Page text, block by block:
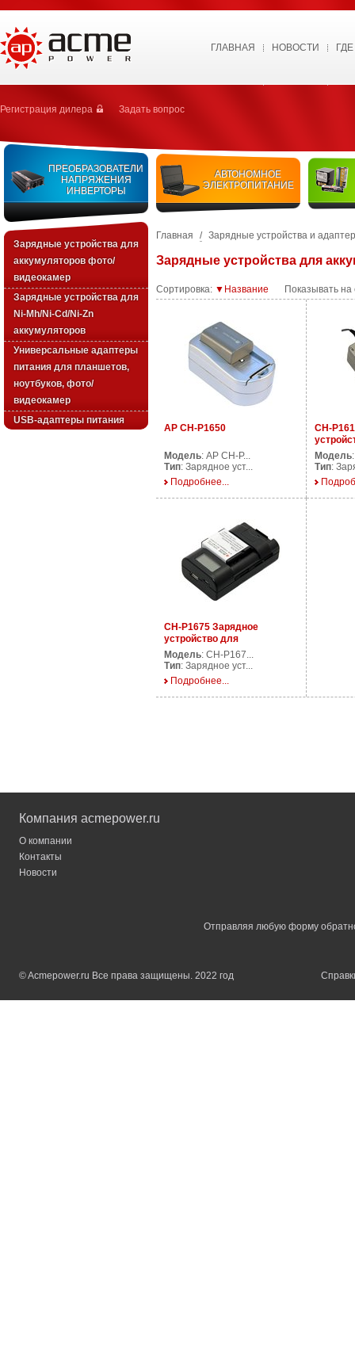
ГЛАВНАЯ НОВОСТИ
Регистрация дилера Задать вопрос
ПРЕОБРАЗОВАТЕЛИ
НАПРЯЖЕНИЯ
ИНВЕРТОРЫ
АВТОНОМНОЕ
ЭЛЕКТРОПИТАНИЕ
Зарядные устройства для
аккумуляторов фото/
видеокамер
Зарядные уcтройства для
Ni-Mh/Ni-Cd/Ni-Zn
аккумуляторов
Универсальные адаптеры
питания для планшетов,
ноутбуков, фото/
видеокамер
USB-адаптеры питания
Главная / Зарядные устройства и
Зарядные устройства для
Сортировка: ▼Название Показывать
AP CH-P1650
Модель: AP CH-P...
Тип: Зарядное уст...
Подробнее...
CH-
Модель
Тип:
CH-P1675 Зарядное
устройство для
аккумуляторов фото/
видеокамер
Модель: CH-P167...
Тип: Зарядное уст...
Подробнее...
Компания acmepower.ru
О компании
Контакты
Новости
Отправляя любую форму
© Acmepower.ru Все права защищены. 2022 год